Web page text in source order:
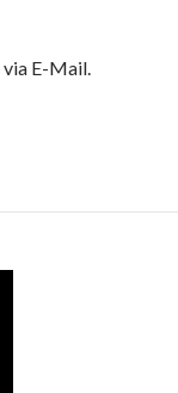
E-Mail.